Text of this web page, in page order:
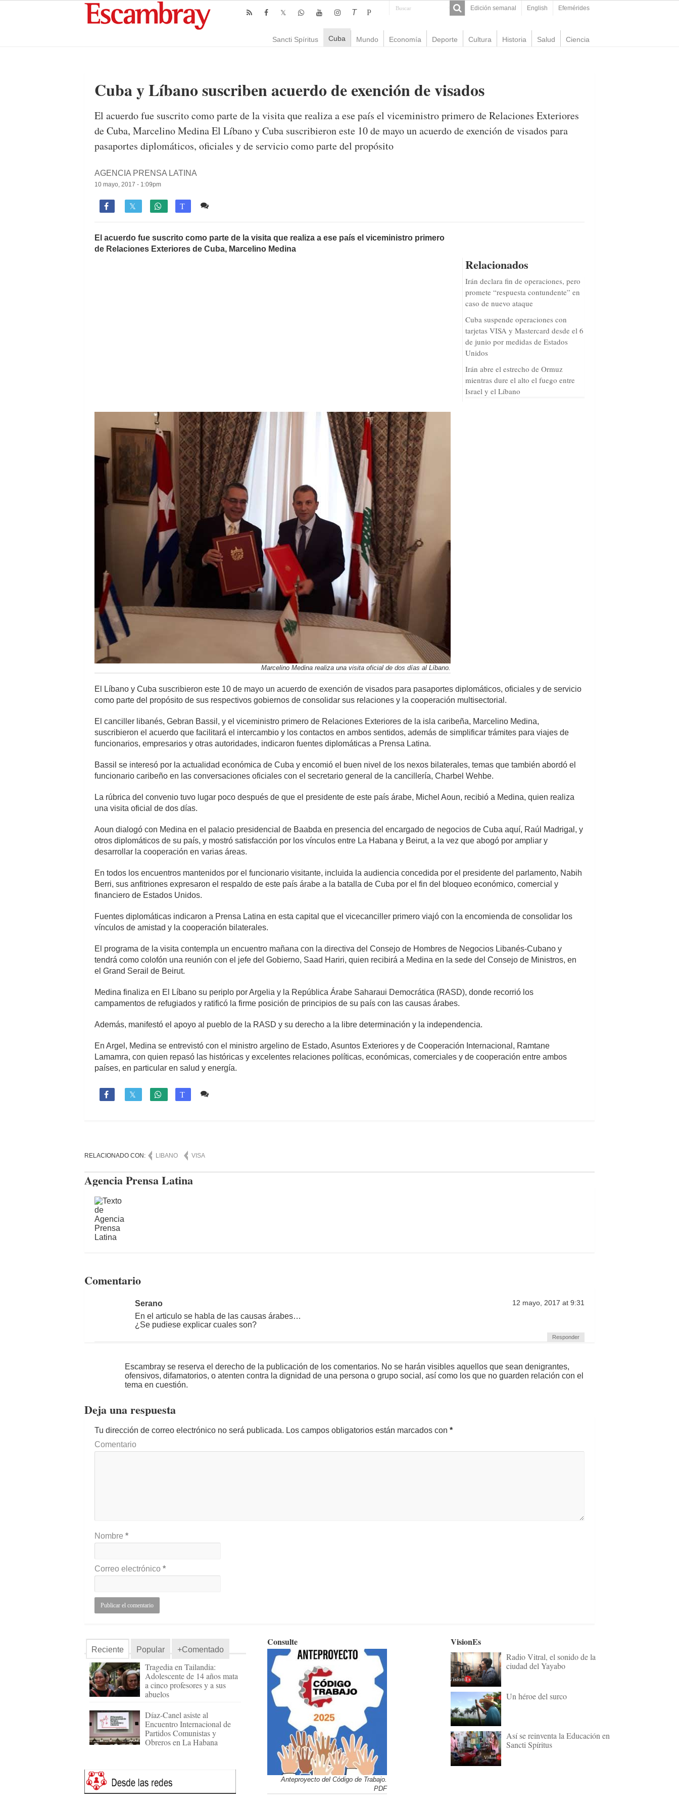
Edición semanal English Efemérides
T P
Sancti Spíritus Cuba Mundo Economía Deporte Cultura Historia Salud Ciencia
Cuba y Líbano suscriben acuerdo de exención de visados
El acuerdo fue suscrito como parte de la visita que realiza a ese país el viceministro primero de Relaciones Exteriores
de Cuba, Marcelino Medina El Líbano y Cuba suscribieron este 10 de mayo un acuerdo de exención de visados para
pasaportes diplomáticos, oficiales y de servicio como parte del propósito
AGENCIA PRENSA LATINA
10 mayo, 2017 - 1:09pm
 T
Relacionados
Irán declara fin de operaciones, pero
promete “respuesta contundente” en
caso de nuevo ataque
Cuba suspende operaciones con
tarjetas VISA y Mastercard desde el 6
de junio por medidas de Estados
Unidos
Irán abre el estrecho de Ormuz
mientras dure el alto el fuego entre
Israel y el Líbano
El acuerdo fue suscrito como parte de la visita que realiza a ese país el viceministro primero
de Relaciones Exteriores de Cuba, Marcelino Medina
Marcelino Medina realiza una visita oficial de dos días al Líbano.
El Líbano y Cuba suscribieron este 10 de mayo un acuerdo de exención de visados para pasaportes diplomáticos, oficiales y de servicio
como parte del propósito de sus respectivos gobiernos de consolidar sus relaciones y la cooperación multisectorial.
El canciller libanés, Gebran Bassil, y el viceministro primero de Relaciones Exteriores de la isla caribeña, Marcelino Medina,
suscribieron el acuerdo que facilitará el intercambio y los contactos en ambos sentidos, además de simplificar trámites para viajes de
funcionarios, empresarios y otras autoridades, indicaron fuentes diplomáticas a Prensa Latina.
Bassil se interesó por la actualidad económica de Cuba y encomió el buen nivel de los nexos bilaterales, temas que también abordó el
funcionario caribeño en las conversaciones oficiales con el secretario general de la cancillería, Charbel Wehbe.
La rúbrica del convenio tuvo lugar poco después de que el presidente de este país árabe, Michel Aoun, recibió a Medina, quien realiza
una visita oficial de dos días.
Aoun dialogó con Medina en el palacio presidencial de Baabda en presencia del encargado de negocios de Cuba aquí, Raúl Madrigal, y
otros diplomáticos de su país, y mostró satisfacción por los vínculos entre La Habana y Beirut, a la vez que abogó por ampliar y
desarrollar la cooperación en varias áreas.
En todos los encuentros mantenidos por el funcionario visitante, incluida la audiencia concedida por el presidente del parlamento, Nabih
Berri, sus anfitriones expresaron el respaldo de este país árabe a la batalla de Cuba por el fin del bloqueo económico, comercial y
financiero de Estados Unidos.
Fuentes diplomáticas indicaron a Prensa Latina en esta capital que el vicecanciller primero viajó con la encomienda de consolidar los
vínculos de amistad y la cooperación bilaterales.
El programa de la visita contempla un encuentro mañana con la directiva del Consejo de Hombres de Negocios Libanés-Cubano y
tendrá como colofón una reunión con el jefe del Gobierno, Saad Hariri, quien recibirá a Medina en la sede del Consejo de Ministros, en
el Grand Serail de Beirut.
Medina finaliza en El Líbano su periplo por Argelia y la República Árabe Saharaui Democrática (RASD), donde recorrió los
campamentos de refugiados y ratificó la firme posición de principios de su país con las causas árabes.
Además, manifestó el apoyo al pueblo de la RASD y su derecho a la libre determinación y la independencia.
En Argel, Medina se entrevistó con el ministro argelino de Estado, Asuntos Exteriores y de Cooperación Internacional, Ramtane
Lamamra, con quien repasó las históricas y excelentes relaciones políticas, económicas, comerciales y de cooperación entre ambos
países, en particular en salud y energía.
 T
RELACIONADO CON: LIBANO VISA
Agencia Prensa Latina
Comentario
Serano 12 mayo, 2017 at 9:31
En el articulo se habla de las causas árabes…
¿Se pudiese explicar cuales son?
Responder
Escambray se reserva el derecho de la publicación de los comentarios. No se harán visibles aquellos que sean denigrantes,
ofensivos, difamatorios, o atenten contra la dignidad de una persona o grupo social, así como los que no guarden relación con el
tema en cuestión.
Deja una respuesta
Tu dirección de correo electrónico no será publicada. Los campos obligatorios están marcados con *
Comentario
Nombre *
Correo electrónico *
Reciente Popular +Comentado
Tragedia en Tailandia:
Adolescente de 14 años mata
a cinco profesores y a sus
abuelos
Díaz-Canel asiste al
Encuentro Internacional de
Partidos Comunistas y
Obreros en La Habana
Consulte
Anteproyecto del Código de Trabajo.
PDF
VisionEs
Radio Vitral, el sonido de la
ciudad del Yayabo
Un héroe del surco
Así se reinventa la Educación en
Sancti Spíritus